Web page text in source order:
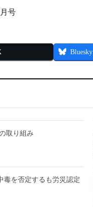
号
Bluesky
取り組み
毒を否定するも労災認定